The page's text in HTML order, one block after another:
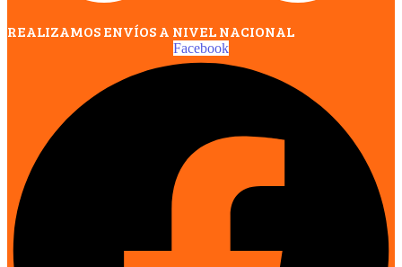
REALIZAMOS ENVÍOS A NIVEL NACIONAL
Facebook